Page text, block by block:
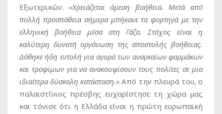
Εξωτερικών. «Χρειάζεται άμεση βοήθεια. Μετά από
πολλή προσπάθεια σήμερα μπήκανε τα φορτηγά με την
ελληνική βοήθεια μέσα στη Γάζα. Στόχος είναι η
καλύτερη δυνατή οργάνωση της αποστολής βοήθειας.
Δόθηκε ήδη εντολή για αγορά των αναγκαίων φαρμάκων
και τροφίμων για να ανακουφίσουν τους πολίτες σε μια
ιδιαίτερα δύσκολη κατάσταση.»Από την πλευρά του, ο
παλαιστίνιος πρέσβης ευχαρίστησε τη χώρα μας
και τόνισε ότι η Ελλάδα είναι η πρώτη ευρωπαϊκή